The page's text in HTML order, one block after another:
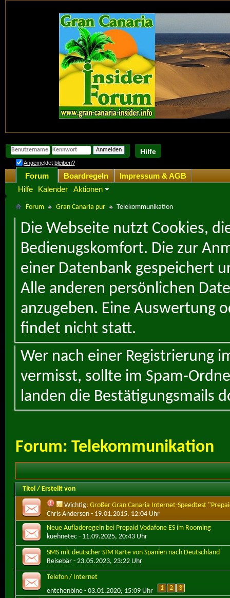
Hilfe
Angemeldet bleiben?
Forum
Hilfe
Kalender Aktionen
Boardregeln Impressum & AGB
Forum Gran Canaria pur Telekommunikation
Die Webseite nutzt Cookies,
Bedienugskomfort. Die zur
einer Datenbank gespeichert
Alle anderen persönlichen
anzugeben. Eine Auswertung
findet nicht statt.
Wer nach einer Registrierung
vermisst, sollte im Spam-
landen die Bestätigungsmails
Forum: Telekommunikation
Titel / Erstellt von
Wichtig: Großer Gran Canaria Internet-Speedtest
Chris Andersen - 19.01.2015, 12:04 Uhr
Neue Aufladeregeln bei Prepaid Vodafone ES im Rooming
kuehnetec - 11.09.2025, 20:43 Uhr
SMS mit deutscher SIM Karte von Spanien nach Deutschland
Reisebär - 23.05.2023, 23:22 Uhr
Telefon / Internet
entchenbine - 03.01.2020, 15:09 Uhr 1 2
3